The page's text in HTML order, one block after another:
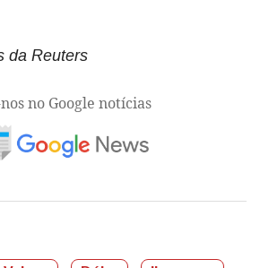
da Reuters
no Google notícias